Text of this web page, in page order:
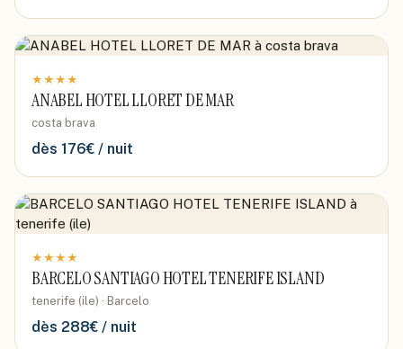
★ ★ ★ ★
ANABEL HOTEL LLORET DE MAR
costa brava
dès 176€ / nuit
★ ★ ★ ★
BARCELO SANTIAGO HOTEL TENERIFE ISLAND
tenerife (ile) · Barcelo
dès 288€ / nuit